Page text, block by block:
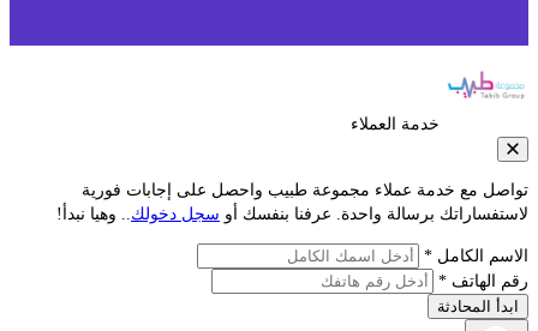
خدمة العملاء
مع خدمة عملاء مجموعة طبيب واحصل على إجابات فورية
برسالة واحدة. عرفنا بنفسك أوسجل دخولك.. وهيا نبدأ!
الكامل *
الهاتف *
المحادثة